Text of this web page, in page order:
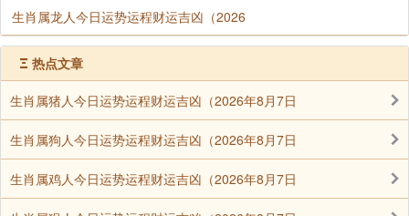
生肖属龙人今日运势运程财运吉凶（2026
Ξ 热点文章
生肖属猪人今日运势运程财运吉凶（2026年8月7日
生肖属狗人今日运势运程财运吉凶（2026年8月7日
生肖属鸡人今日运势运程财运吉凶（2026年8月7日